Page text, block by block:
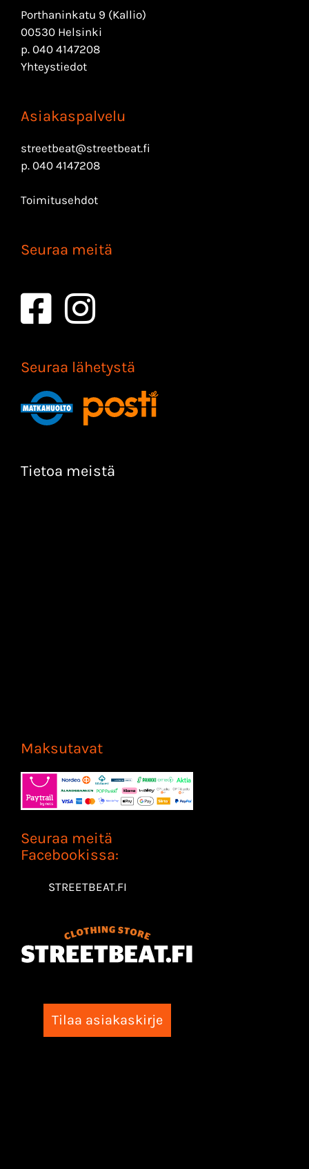
Porthaninkatu 9 (Kallio)
00530 Helsinki
p. 040 4147208
Yhteystiedot
Asiakaspalvelu
streetbeat@streetbeat.fi
p. 040 4147208
Toimitusehdot
Seuraa meitä
Seuraa lähetystä
Tietoa meistä
Maksutavat
Seuraa meitä
Facebookissa:
STREETBEAT.FI